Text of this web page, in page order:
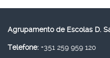
Agrupamento de Escolas D.
Telefone: +351 259 959 120